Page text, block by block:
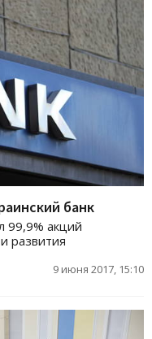
банк
99,9% акций
развития
9 июня 2017, 15:10